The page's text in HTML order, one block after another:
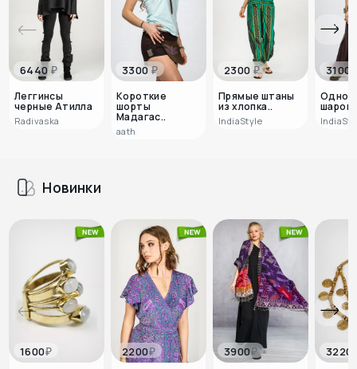
6440₽
Леггинсы
черные Атилла
Radivaska
3300₽
Короткие
шорты
Мадагас..
аath
2300 ₽
Прямые штаны
из хлопка..
IndiaStyle
3100
Новинки
1600₽ 2200₽ 3900₽ 3220